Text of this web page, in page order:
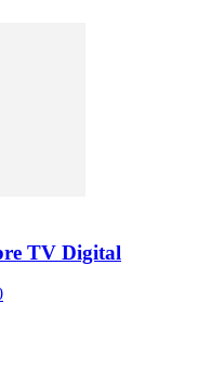
TV Digital